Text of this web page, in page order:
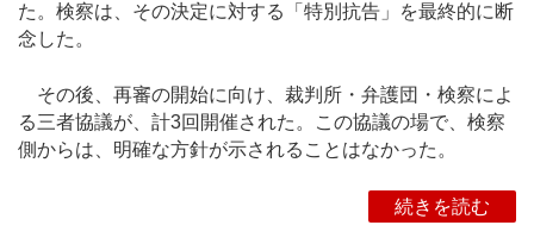
た。検察は、その決定に対する「特別抗告」を最終的に断
念した。
その後、再審の開始に向け、裁判所・弁護団・検察によ
る三者協議が、計3回開催された。この協議の場で、検察
側からは、明確な方針が示されることはなかった。
続きを読む